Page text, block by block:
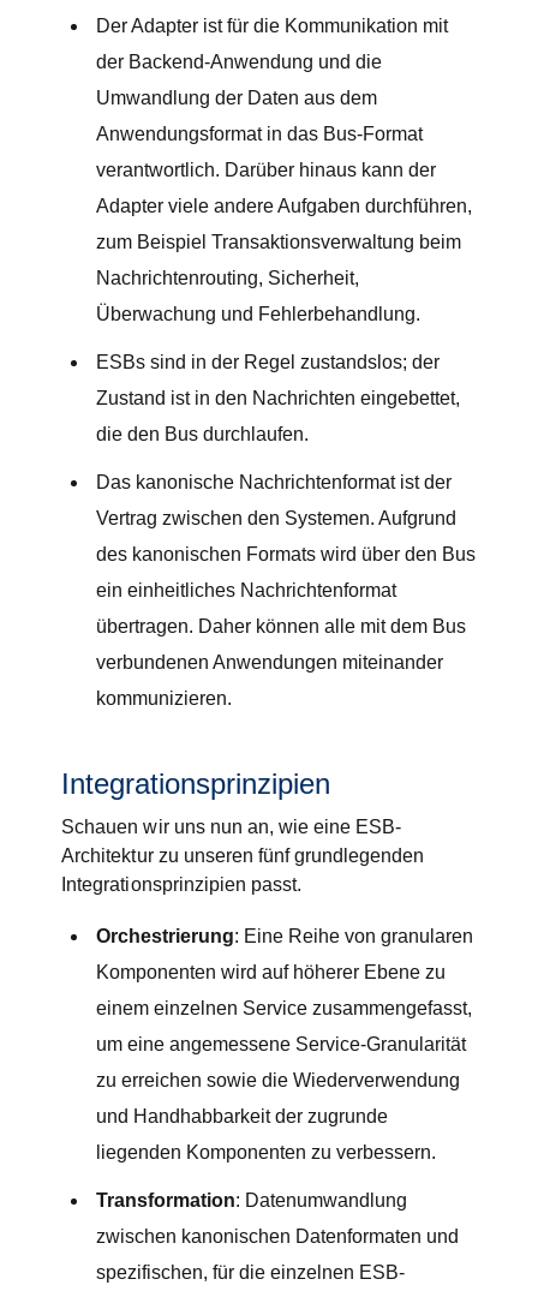
Der Adapter ist für die Kommunikation mit
der Backend-Anwendung und die
Umwandlung der Daten aus dem
Anwendungsformat in das Bus-Format
verantwortlich. Darüber hinaus kann der
Adapter viele andere Aufgaben durchführen,
zum Beispiel Transaktionsverwaltung beim
Nachrichtenrouting, Sicherheit,
Überwachung und Fehlerbehandlung.
ESBs sind in der Regel zustandslos; der
Zustand ist in den Nachrichten eingebettet,
die den Bus durchlaufen.
Das kanonische Nachrichtenformat ist der
Vertrag zwischen den Systemen. Aufgrund
des kanonischen Formats wird über den Bus
ein einheitliches Nachrichtenformat
übertragen. Daher können alle mit dem Bus
verbundenen Anwendungen miteinander
kommunizieren.
Integrationsprinzipien
Schauen wir uns nun an, wie eine ESB-
Architektur zu unseren fünf grundlegenden
Integrationsprinzipien passt.
Orchestrierung: Eine Reihe von granularen
Komponenten wird auf höherer Ebene zu
einem einzelnen Service zusammengefasst,
um eine angemessene Service-Granularität
zu erreichen sowie die Wiederverwendung
und Handhabbarkeit der zugrunde
liegenden Komponenten zu verbessern.
Transformation: Datenumwandlung
zwischen kanonischen Datenformaten und
spezifischen, für die einzelnen ESB-